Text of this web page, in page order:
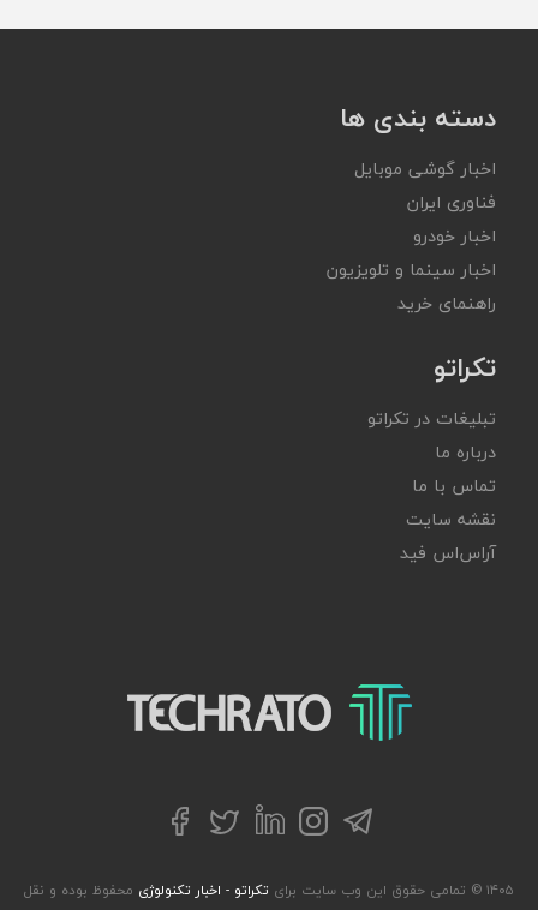
دسته بندی ها
اخبار گوشی موبایل
فناوری ایران
اخبار خودرو
اخبار سینما و تلویزیون
راهنمای خرید
تکراتو
تبلیغات در تکراتو
درباره ما
تماس با ما
نقشه سایت
آر‌اس‌اس فید
تکراتو – زندگی با تکنولوژی
تلگراماینستاگرام
لینکداینتوییترفیسبوک
۱۴۰۵ © تمامی حقوق این وب سایت برای تکراتو - اخبار تکنولوژی محفوظ بوده و نقل